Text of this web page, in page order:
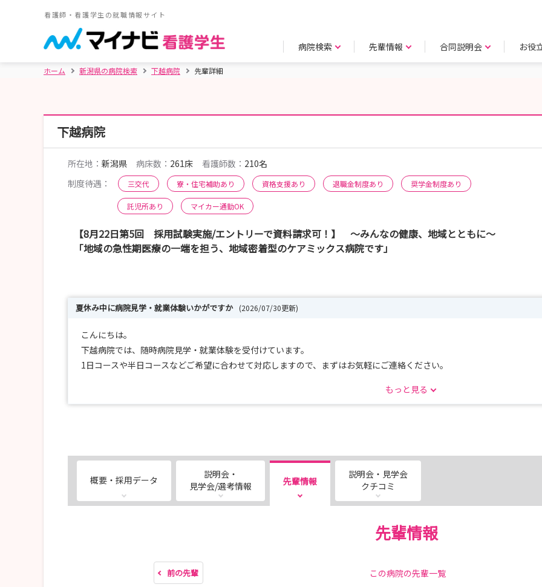
看護師・看護学生の就職情報サイト
病院検索 先輩情報 合同説明会 お役
ホーム 新潟県の病院検索 下越病院 先輩詳細
下越病院
所在地： 新潟県 病床数： 261床 看護師数： 210名
制度待遇：
三交代 寮・住宅補助あり 資格支援あり 退職金制度あり 奨学金制度あり
託児所あり マイカー通勤OK
【8月22日第5回 採用試験実施/エントリーで資料請求可！】 ～みんなの健康、地域とともに～
「地域の急性期医療の一端を担う、地域密着型のケアミックス病院です」
夏休み中に病院見学・就業体験いかがですか (2026/07/30更新)
こんにちは。
下越病院では、随時病院見学・就業体験を受付けています。
1日コースや半日コースなどご希望に合わせて対応しますので、まずはお気軽にご連絡ください。
もっと見る
概要・採用データ
説明会・
見学会/選考情報
先輩情報
説明会・見学会
クチコミ
先輩情報
前の先輩 この病院の先輩一覧